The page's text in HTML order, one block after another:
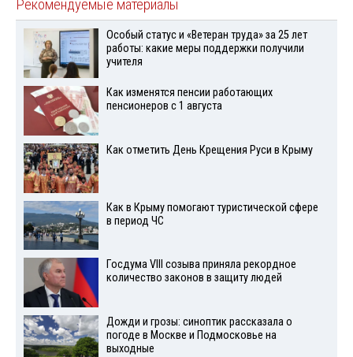
Рекомендуемые материалы
Особый статус и «Ветеран труда» за 25 лет
работы: какие меры поддержки получили
учителя
Как изменятся пенсии работающих
пенсионеров с 1 августа
Как отметить День Крещения Руси в Крыму
Как в Крыму помогают туристической сфере
в период ЧС
Госдума VIII созыва приняла рекордное
количество законов в защиту людей
Дожди и грозы: синоптик рассказала о
погоде в Москве и Подмосковье на
выходные